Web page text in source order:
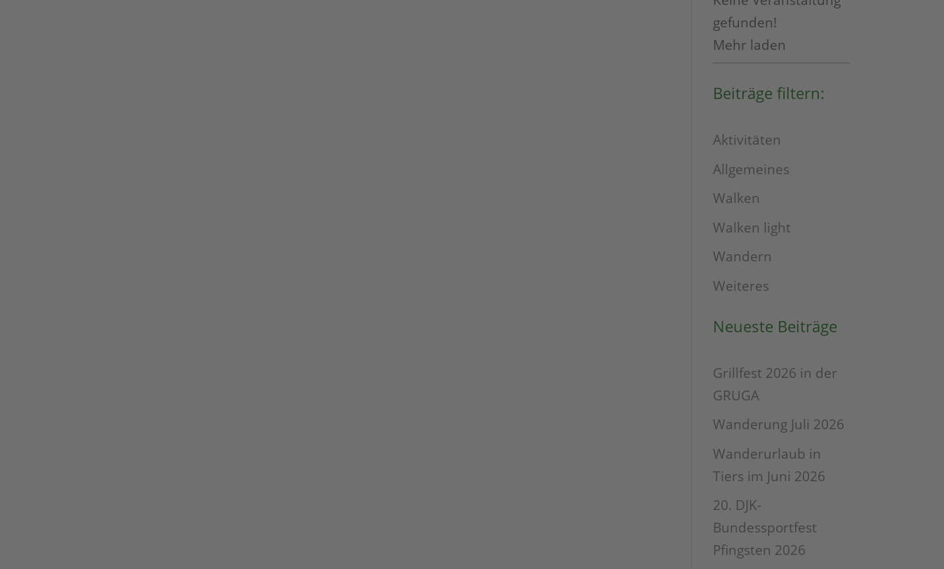
gefunden!
Mehr laden
Beiträge filtern:
Aktivitäten
Allgemeines
Walken
Walken light
Wandern
Weiteres
Neueste Beiträge
Grillfest 2026 in der
GRUGA
Wanderung Juli 2026
Wanderurlaub in
Tiers im Juni 2026
20. DJK-
Bundessportfest
Pfingsten 2026